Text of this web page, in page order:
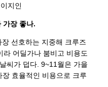
지인
가장 좋나.
선호하는 지중해 크루즈
어딜가나 붐비고 비용도
씨가 덥다. 9~11월은 가을
효율적인 비용으로 크루